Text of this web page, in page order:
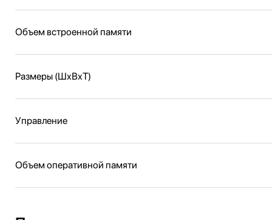
Объем встроенной памяти
Размеры (ШxВxТ)
Управление
Объем оперативной памяти